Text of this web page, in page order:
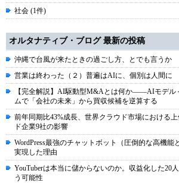
社会 (1件)
オルタナティブ・ブログ 最新の投稿
沖縄で台風が来たときの過ごし方、とでも言うか
営業は終わった（２）普遍はAIに、個別は人間に
【完全解説】AI駆動型M&Aとは何か――AIモデル
ムで「会社の未来」から買収候補を逆算する
前年同期比43%成長、世界クラウド市場における
ド企業9社の影響
WordPress最強のチャットボット（圧倒的な高機能
実現した理由
YouTuberは本当に儲からないのか。収益化した20
う可能性